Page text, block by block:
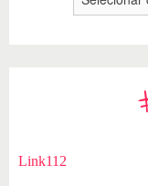
Link112